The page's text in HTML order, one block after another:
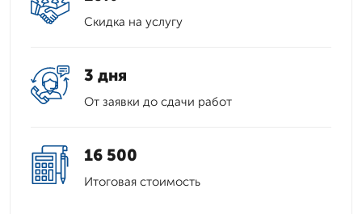
Скидка на услугу
3 дня
От заявки до сдачи работ
16 500
Итоговая стоимость